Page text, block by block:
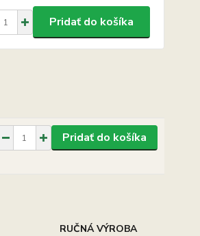
Pridať do košíka
Pridať do košíka
RUČNÁ VÝROBA